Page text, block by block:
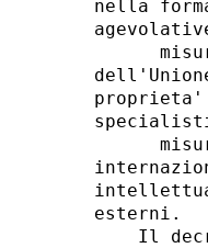
nella
esterni.
Il